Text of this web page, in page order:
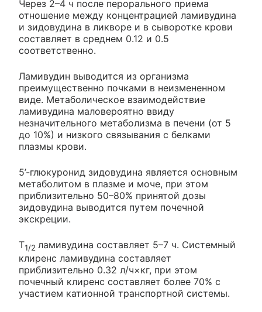
Через 2–4 ч после перорального приема
отношение между концентрацией ламивудина
и зидовудина в ликворе и в сыворотке крови
составляет в среднем 0.12 и 0.5
соответственно.
Ламивудин выводится из организма
преимущественно почками в неизмененном
виде. Метаболическое взаимодействие
ламивудина маловероятно ввиду
незначительного метаболизма в печени (от 5
до 10%) и низкого связывания с белками
плазмы крови.
5’-глюкуронид зидовудина является основным
метаболитом в плазме и моче, при этом
приблизительно 50–80% принятой дозы
зидовудина выводится путем почечной
экскреции.
T1/2 ламивудина составляет 5–7 ч. Системный
клиренс ламивудина составляет
приблизительно 0.32 л/ч×кг, при этом
почечный клиренс составляет более 70% с
участием катионной транспортной системы.